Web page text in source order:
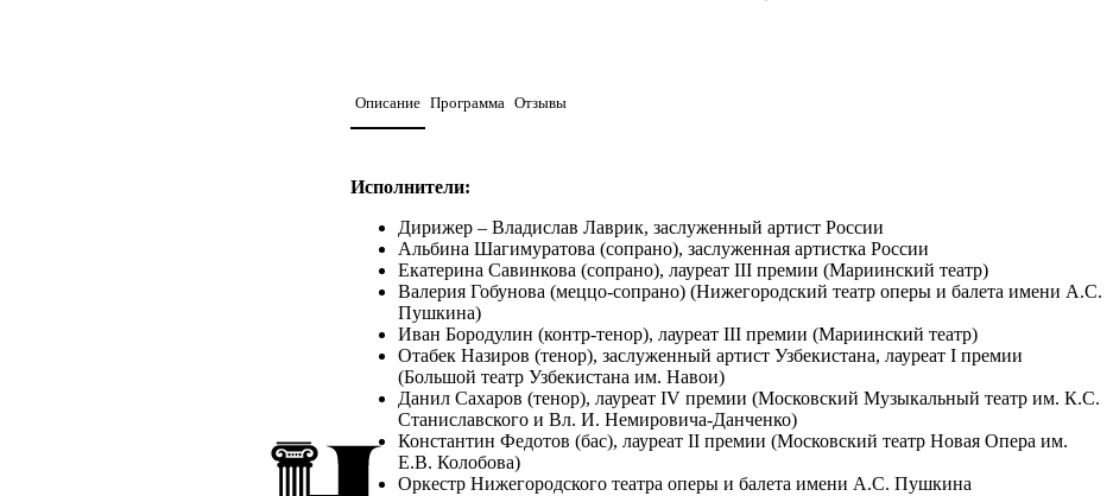
Описание Программа Отзывы
Исполнители:
Дирижер – Владислав Лаврик, заслуженный артист России
Альбина Шагимуратова (сопрано), заслуженная артистка России
Екатерина Савинкова (сопрано), лауреат III премии (Мариинский театр)
Валерия Гобунова (меццо-сопрано) (Нижегородский театр оперы и балета имени А.С.
Пушкина)
Иван Бородулин (контр-тенор), лауреат III премии (Мариинский театр)
Отабек Назиров (тенор), заслуженный артист Узбекистана, лауреат I премии
(Большой театр Узбекистана им. Навои)
Данил Сахаров (тенор), лауреат IV премии (Московский Музыкальный театр им. К.С.
Станиславского и Вл. И. Немировича-Данченко)
Константин Федотов (бас), лауреат II премии (Московский театр Новая Опера им.
Е.В. Колобова)
Оркестр Нижегородского театра оперы и балета имени А.С. Пушкина